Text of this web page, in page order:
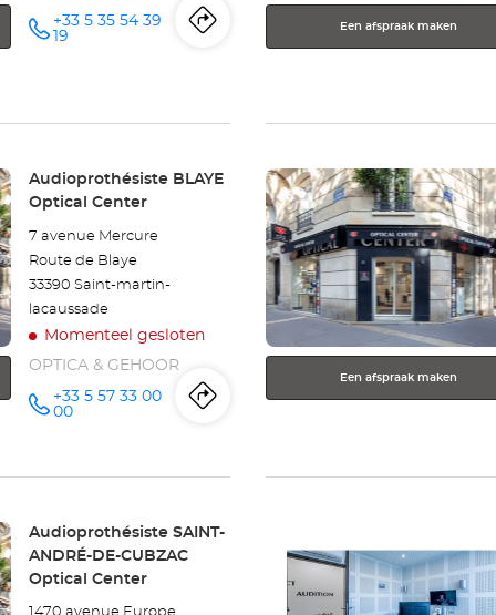
telefoonnummer
+33 5 35 54 39
19
Routebeschrijving
naar
Audioprothésiste
Optical
Center
Een afspraak maken
Winkel:
Audioprothésiste BLAYE
Optical Center
7 avenue Mercure
Route de Blaye
33390 Saint-martin-
lacaussade
Momenteel gesloten
OPTICA & GEHOOR
telefoonnummer
+33 5 57 33 00
00
Routebeschrijving
naar
BLAYE
Optical
Druk
op
de
ENTER
toets
voor
meer
informatie
Een afspraak maken
Winkel:
Audioprothésiste SAINT-
ANDRÉ-DE-CUBZAC
Optical Center
op
ENTER